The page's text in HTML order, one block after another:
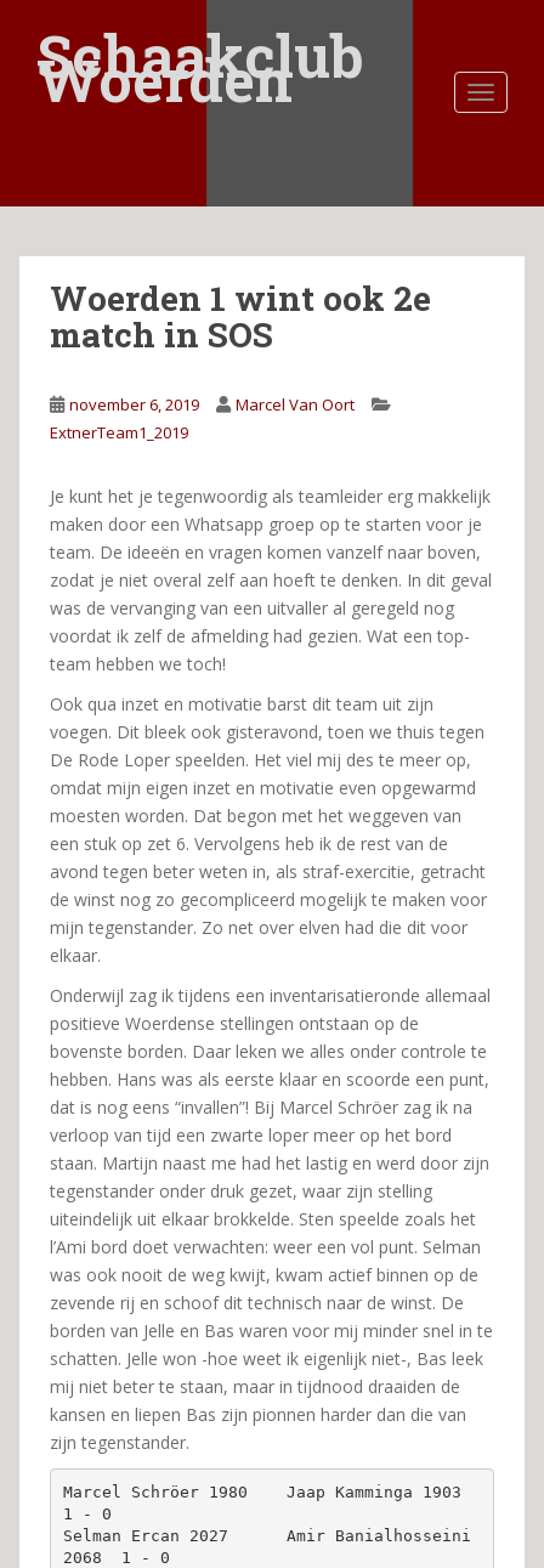
a
Schaakclub
Woerden
Woerden 1 wint ook 2e
match in SOS
november 6, 2019
Marcel Van Oort
ExtnerTeam1_2019
Je kunt het je tegenwoordig als teamleider erg makkelijk
maken door een Whatsapp groep op te starten voor je
team. De ideeën en vragen komen vanzelf naar boven,
zodat je niet overal zelf aan hoeft te denken. In dit geval
was de vervanging van een uitvaller al geregeld nog
voordat ik zelf de afmelding had gezien. Wat een top-
team hebben we toch!
Ook qua inzet en motivatie barst dit team uit zijn
voegen. Dit bleek ook gisteravond, toen we thuis tegen
De Rode Loper speelden. Het viel mij des te meer op,
omdat mijn eigen inzet en motivatie even opgewarmd
moesten worden. Dat begon met het weggeven van
een stuk op zet 6. Vervolgens heb ik de rest van de
avond tegen beter weten in, als straf-exercitie, getracht
de winst nog zo gecompliceerd mogelijk te maken voor
mijn tegenstander. Zo net over elven had die dit voor
elkaar.
Onderwijl zag ik tijdens een inventarisatieronde allemaal
positieve Woerdense stellingen ontstaan op de
bovenste borden. Daar leken we alles onder controle te
hebben. Hans was als eerste klaar en scoorde een punt,
dat is nog eens “invallen”! Bij Marcel Schröer zag ik na
verloop van tijd een zwarte loper meer op het bord
staan. Martijn naast me had het lastig en werd door zijn
tegenstander onder druk gezet, waar zijn stelling
uiteindelijk uit elkaar brokkelde. Sten speelde zoals het
l’Ami bord doet verwachten: weer een vol punt. Selman
was ook nooit de weg kwijt, kwam actief binnen op de
zevende rij en schoof dit technisch naar de winst. De
borden van Jelle en Bas waren voor mij minder snel in te
schatten. Jelle won -hoe weet ik eigenlijk niet-, Bas leek
mij niet beter te staan, maar in tijdnood draaiden de
kansen en liepen Bas zijn pionnen harder dan die van
zijn tegenstander.
Marcel Schröer 1980    Jaap Kamminga 1903
1 - 0
Selman Ercan 2027      Amir Banialhosseini
2068  1 - 0